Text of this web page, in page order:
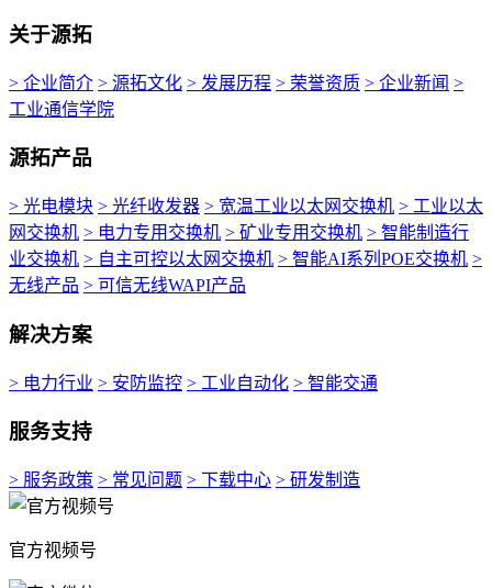
关于源拓
> 企业简介 > 源拓文化 > 发展历程 > 荣誉资质 > 企业新闻 >
工业通信学院
源拓产品
> 光电模块 > 光纤收发器 > 宽温工业以太网交换机 > 工业以太
网交换机 > 电力专用交换机 > 矿业专用交换机 > 智能制造行
业交换机 > 自主可控以太网交换机 > 智能AI系列POE交换机 >
无线产品 > 可信无线WAPI产品
解决方案
> 电力行业 > 安防监控 > 工业自动化 > 智能交通
服务支持
> 服务政策 > 常见问题 > 下载中心 > 研发制造
官方视频号